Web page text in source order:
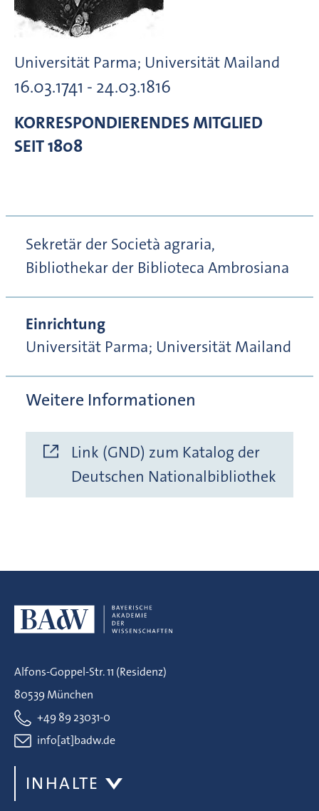
Universität Parma; Universität Mailand
16.03.1741 - 24.03.1816
KORRESPONDIERENDES MITGLIED
SEIT 1808
Sekretär der Società agraria,
Bibliothekar der Biblioteca Ambrosiana
Einrichtung
Universität Parma; Universität Mailand
Weitere Informationen
Link (GND) zum Katalog der
Deutschen Nationalbibliothek
Alfons-Goppel-Str. 11 (Residenz)
80539 München
+49 89 23031-0
info[at]badw.de
INHALTE